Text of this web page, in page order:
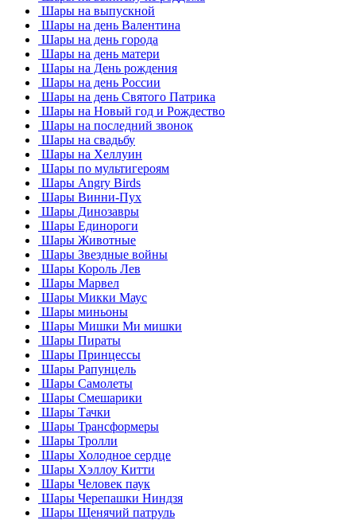
Шары на выпускной
Шары на день Валентина
Шары на день города
Шары на день матери
Шары на День рождения
Шары на день России
Шары на день Святого Патрика
Шары на Новый год и Рождество
Шары на последний звонок
Шары на свадьбу
Шары на Хеллуин
Шары по мультигероям
Шары Angry Birds
Шары Винни-Пух
Шары Динозавры
Шары Единороги
Шары Животные
Шары Звездные войны
Шары Король Лев
Шары Марвел
Шары Микки Маус
Шары миньоны
Шары Мишки Ми мишки
Шары Пираты
Шары Принцессы
Шары Рапунцель
Шары Самолеты
Шары Смешарики
Шары Тачки
Шары Трансформеры
Шары Тролли
Шары Холодное сердце
Шары Хэллоу Китти
Шары Человек паук
Шары Черепашки Ниндзя
Шары Щенячий патруль